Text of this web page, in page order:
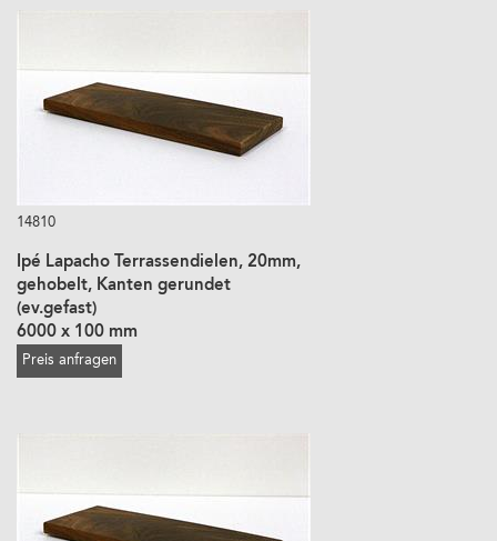
14810
Ipé Lapacho Terrassendielen, 20mm,
gehobelt, Kanten gerundet
(ev.gefast)
6000 x 100 mm
Preis anfragen